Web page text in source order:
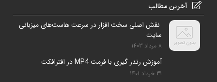
آخرین مطالب
نقش اصلی سخت افزار در سرعت هاست‌های میزبانی
سایت
8 مرداد 1403
آموزش رندر گیری با فرمت MP4 در افترافکت
31 خرداد 1401